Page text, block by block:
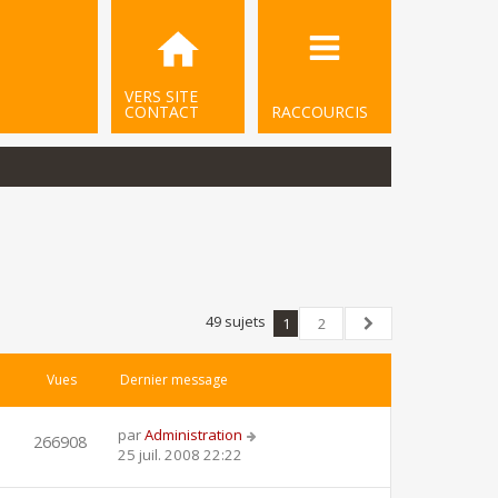
RACCOURCIS
VERS SITE
CONTACT
49 sujets 1
2
Suivant
Vues Dernier message
266908 parAdministration
25 juil. 2008 22:22